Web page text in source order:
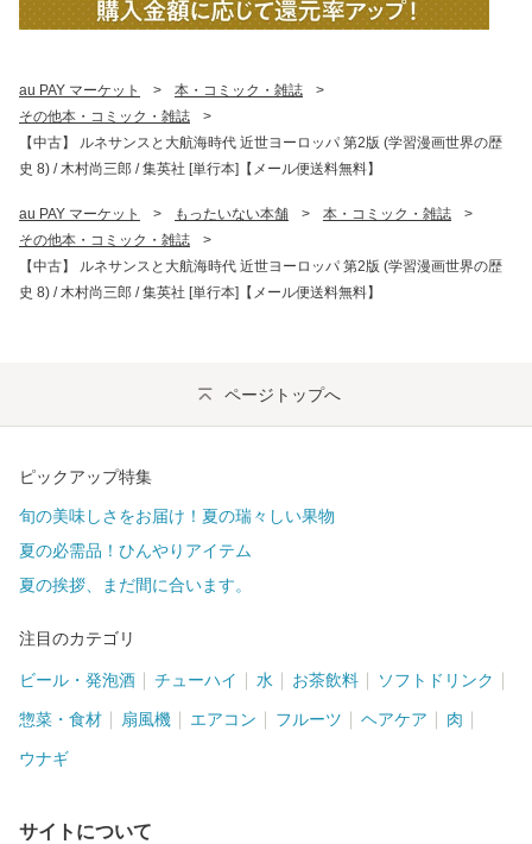
au PAY マーケット > 本・コミック・雑誌
>
その他本・コミック・雑誌
>
【中古】 ルネサンスと大航海時代 近世ヨーロッパ 第2版 (学習漫画世界の歴
史 8) / 木村尚三郎 / 集英社 [単行本]【メール便送料無料】
au PAY マーケット > もったいない本舗 > 本・コミック・雑誌
>
その他本・コミック・雑誌
>
【中古】 ルネサンスと大航海時代 近世ヨーロッパ 第2版 (学習漫画世界の歴
史 8) / 木村尚三郎 / 集英社 [単行本]【メール便送料無料】
ページトップへ
ピックアップ特集
旬の美味しさをお届け！夏の瑞々しい果物
夏の必需品！ひんやりアイテム
夏の挨拶、まだ間に合います。
注目のカテゴリ
ビール・発泡酒 チューハイ 水 お茶飲料 ソフトドリンク
惣菜・食材 扇風機 エアコン フルーツ ヘアケア 肉
ウナギ
サイトについて